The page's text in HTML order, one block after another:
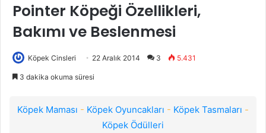
Pointer Köpeği Özellikleri,
Bakımı ve Beslenmesi
Köpek Cinsleri 22 Aralık 2014 3 5.431
3 dakika okuma süresi
Köpek Maması - Köpek Oyuncakları - Köpek Tasmaları -
Köpek Ödülleri